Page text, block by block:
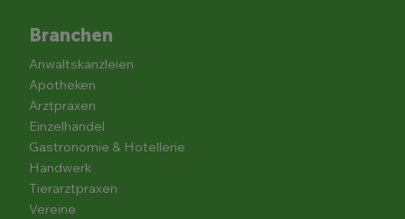
Branchen
Anwaltskanzleien
Apotheken
Arztpraxen
Einzelhandel
Gastronomie & Hotellerie
Handwerk
Tierarztpraxen
Vereine